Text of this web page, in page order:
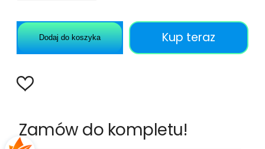
Dodaj do koszyka Kup teraz
Zamów do kompletu!